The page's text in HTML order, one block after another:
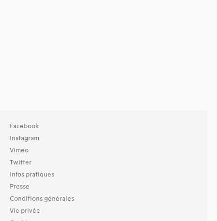
Facebook
Instagram
Vimeo
Twitter
Infos pratiques
Presse
Conditions générales
Vie privée